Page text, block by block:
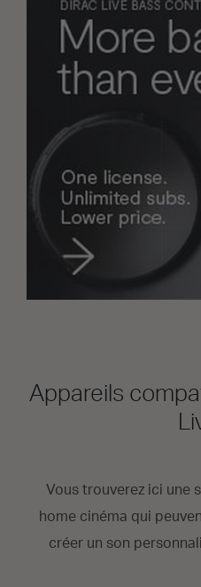
Appareils
Vous trouverez ici une
home cinéma qui
créer un son